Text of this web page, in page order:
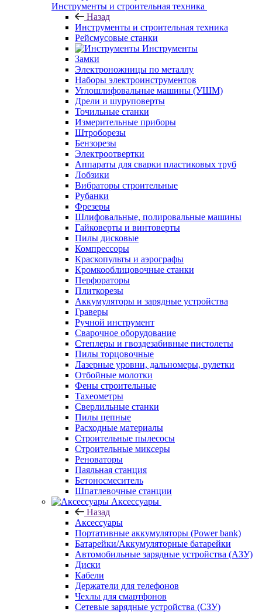
Инструменты и строительная техника
Назад
Инструменты и строительная техника
Рейсмусовые станки
Инструменты
Замки
Электроножницы по металлу
Наборы электроинструментов
Углошлифовальные машины (УШМ)
Дрели и шуруповерты
Точильные станки
Измерительные приборы
Штроборезы
Бензорезы
Электроотвертки
Аппараты для сварки пластиковых труб
Лобзики
Вибраторы строительные
Рубанки
Фрезеры
Шлифовальные, полировальные машины
Гайковерты и винтоверты
Пилы дисковые
Компрессоры
Краскопульты и аэрографы
Кромкооблицовочные станки
Перфораторы
Плиткорезы
Аккумуляторы и зарядные устройства
Граверы
Ручной инструмент
Сварочное оборудование
Степлеры и гвоздезабивные пистолеты
Пилы торцовочные
Лазерные уровни, дальномеры, рулетки
Отбойные молотки
Фены строительные
Тахеометры
Сверлильные станки
Пилы цепные
Расходные материалы
Строительные пылесосы
Строительные миксеры
Реноваторы
Паяльная станция
Бетоносмеситель
Шпатлевочные станции
Аксессуары
Назад
Аксессуары
Портативные аккумуляторы (Power bank)
Батарейки/Аккумуляторные батарейки
Автомобильные зарядные устройства (АЗУ)
Диски
Кабели
Держатели для телефонов
Чехлы для смартфонов
Сетевые зарядные устройства (СЗУ)